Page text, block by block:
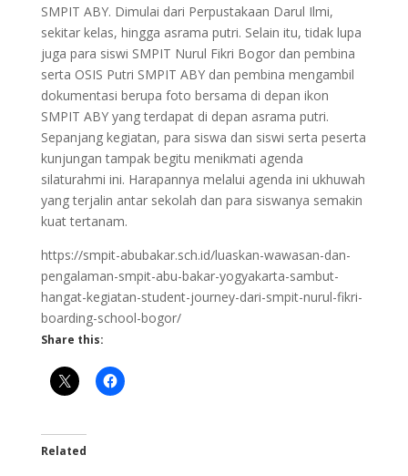
SMPIT ABY. Dimulai dari Perpustakaan Darul Ilmi,
sekitar kelas, hingga asrama putri. Selain itu, tidak lupa
juga para siswi SMPIT Nurul Fikri Bogor dan pembina
serta OSIS Putri SMPIT ABY dan pembina mengambil
dokumentasi berupa foto bersama di depan ikon
SMPIT ABY yang terdapat di depan asrama putri.
Sepanjang kegiatan, para siswa dan siswi serta peserta
kunjungan tampak begitu menikmati agenda
silaturahmi ini. Harapannya melalui agenda ini ukhuwah
yang terjalin antar sekolah dan para siswanya semakin
kuat tertanam.
https://smpit-abubakar.sch.id/luaskan-wawasan-dan-
pengalaman-smpit-abu-bakar-yogyakarta-sambut-
hangat-kegiatan-student-journey-dari-smpit-nurul-fikri-
boarding-school-bogor/
Share this:
Related